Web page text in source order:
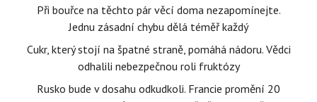
Při bouřce na těchto pár věcí doma nezapomínejte.
Jednu zásadní chybu dělá téměř každý
Cukr, který stojí na špatné straně, pomáhá nádoru. Vědci
odhalili nebezpečnou roli fruktózy
Rusko bude v dosahu odkudkoli. Francie promění 20